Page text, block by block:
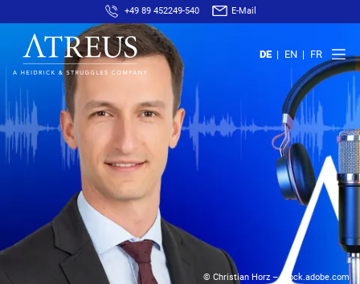
+49 89 452249-540 E-Mail
DE EN FR
© Christian Horz – stock.adobe.com